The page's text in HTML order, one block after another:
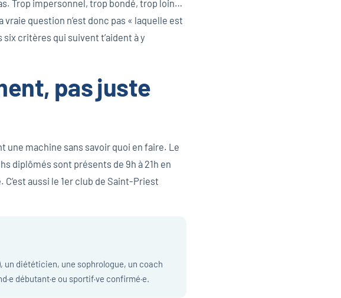
Trop impersonnel, trop bondé, trop loin…
vraie question n’est donc pas « laquelle est
critères qui suivent t’aident à y
pas juste
une machine sans savoir quoi en faire. Le
diplômés sont présents de 9h à 21h en
aussi le 1er club de Saint-Priest
un diététicien, une sophrologue, un coach
débutant·e ou sportif·ve confirmé·e.